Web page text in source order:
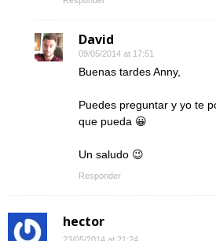
David
09/05/2014 at 17:51
Buenas tardes Anny,
Puedes preguntar y yo te
que pueda 😀
Un saludo 😉
Responder
hector